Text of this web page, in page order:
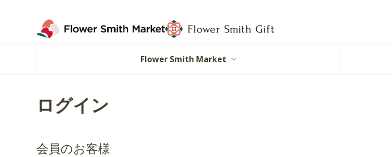
Flower Smith Market
ログイン
会員のお客様